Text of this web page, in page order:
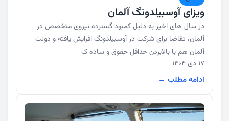
ویزای آوسبیلدونگ آلمان
در سال های اخیر به دلیل کمبود گسترده نیروی متخصص در
آلمان، تقاضا برای شرکت در آوسبیلدونگ افزایش یافته و دولت
آلمان هم با بالابردن حداقل حقوق و ساده ک
17 دی 1404
ادامه مطلب ←